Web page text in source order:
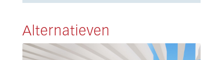
Alternatieven